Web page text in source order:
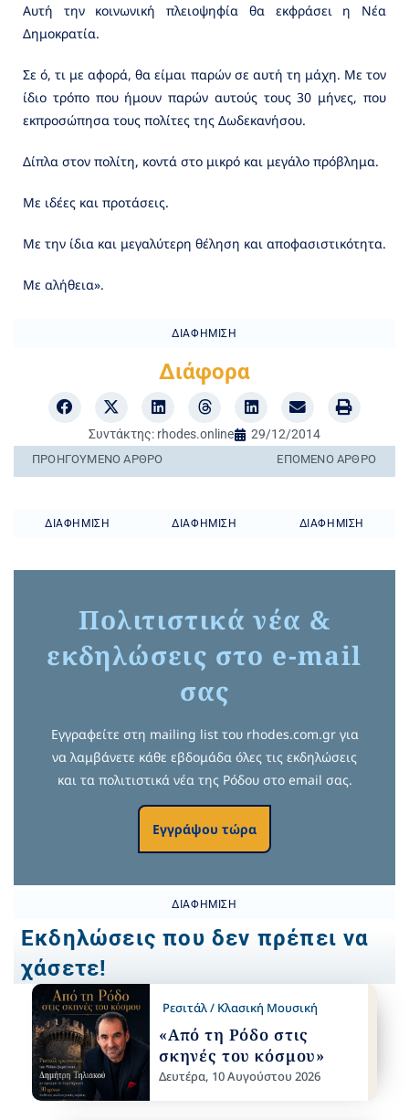
Αυτή την κοινωνική πλειοψηφία θα εκφράσει η Νέα
Δημοκρατία.
Σε ό, τι με αφορά, θα είμαι παρών σε αυτή τη μάχη. Με τον
ίδιο τρόπο που ήμουν παρών αυτούς τους 30 μήνες, που
εκπροσώπησα τους πολίτες της Δωδεκανήσου.
Δίπλα στον πολίτη, κοντά στο μικρό και μεγάλο πρόβλημα.
Με ιδέες και προτάσεις.
Με την ίδια και μεγαλύτερη θέληση και αποφασιστικότητα.
Με αλήθεια».
ΔΙΑΦΉΜΙΣΗ
Διάφορα
Συντάκτης: rhodes.online 29/12/2014
ΠΡΟΗΓΟΎΜΕΝO ΆΡΘΡΟ ΕΠΌΜΕΝΟ ΆΡΘΡΟ
ΔΙΑΦΉΜΙΣΗ ΔΙΑΦΉΜΙΣΗ ΔΙΑΦΉΜΙΣΗ
Πολιτιστικά νέα &
εκδηλώσεις στο e-mail
σας
Εγγραφείτε στη mailing list του rhodes.com.gr για
να λαμβάνετε κάθε εβδομάδα όλες τις εκδηλώσεις
και τα πολιτιστικά νέα της Ρόδου στο email σας.
Εγγράψου τώρα
ΔΙΑΦΉΜΙΣΗ
Εκδηλώσεις που δεν πρέπει να
χάσετε!
Ρεσιτάλ / Κλασική Μουσική
«Από τη Ρόδο στις
σκηνές του κόσμου»
Δευτέρα, 10 Αυγούστου 2026